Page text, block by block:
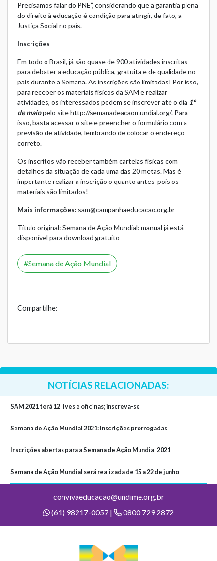
Precisamos falar do PNE”, considerando que a garantia plena
do direito à educação é condição para atingir, de fato, a
Justiça Social no país.
Inscrições
Em todo o Brasil, já são quase de 900 atividades inscritas
para debater a educação pública, gratuita e de qualidade no
país durante a Semana. As inscrições são limitadas! Por isso,
para receber os materiais físicos da SAM e realizar
atividades, os interessados podem se inscrever até o dia 1º
de maiopelo sitehttp://semanadeacaomundial.org/. Para
isso, basta acessar o site e preencher o formulário com a
previsão de atividade, lembrando de colocar o endereço
correto.
Os inscritos vão receber também cartelas físicas com
detalhes da situação de cada uma das 20 metas. Mas é
importante realizar a inscrição o quanto antes, pois os
materiais são limitados!
Mais informações: sam@campanhaeducacao.org.br
Título original: Semana de Ação Mundial: manual já está
disponível para download gratuito
Semana de Ação Mundial
Compartilhe:
NOTÍCIAS RELACIONADAS:
SAM 2021 terá 12 lives e oficinas; inscreva-se
Semana de Ação Mundial 2021: inscrições prorrogadas
Inscrições abertas para a Semana de Ação Mundial 2021
Semana de Ação Mundial será realizada de 15 a 22 de junho
convivaeducacao@undime.org.br
(61) 98217-0057 |
0800 729 2872